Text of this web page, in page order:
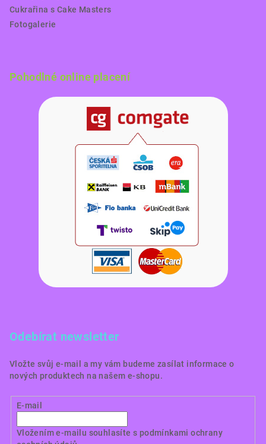
Cukrařina s Cake Masters
Fotogalerie
Pohodlné online placení
Odebírat newsletter
Vložte svůj e-mail a my vám budeme zasílat informace o
nových produktech na našem e-shopu.
E-mail
Vložením e-mailu souhlasíte s podmínkami ochrany